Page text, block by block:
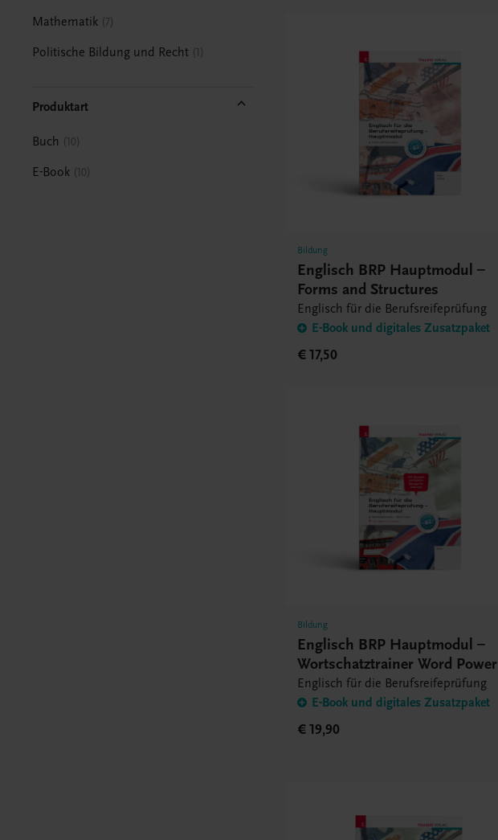
Mathematik 7
Politische Bildung und Recht 1
Produktart
Buch 10
E-Book 10
Bildung
Englisch BRP Hauptmodul –
Forms and Structures
Englisch für die Berufsreifeprüfung
E-Book und digitales Zusatzpaket
€ 17,50
Bildung
Englisch BRP Hauptmodul –
Wortschatztrainer Word Power
Englisch für die Berufsreifeprüfung
E-Book und digitales Zusatzpaket
€ 19,90